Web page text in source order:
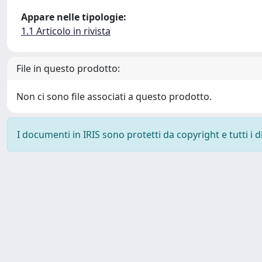
Appare nelle tipologie:
1.1 Articolo in rivista
File in questo prodotto:
Non ci sono file associati a questo prodotto.
I documenti in IRIS sono protetti da copyright e tutti i